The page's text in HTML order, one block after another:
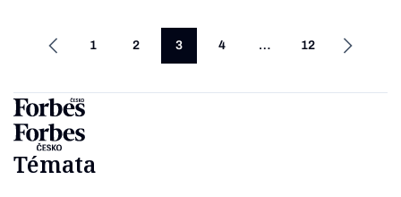
1 2 3 4 … 12
Témata